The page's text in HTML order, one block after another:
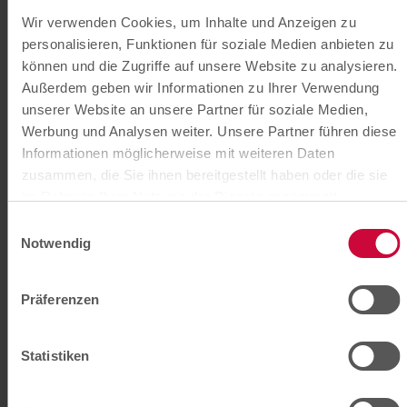
Wir verwenden Cookies, um Inhalte und Anzeigen zu
personalisieren, Funktionen für soziale Medien anbieten zu
können und die Zugriffe auf unsere Website zu analysieren.
Außerdem geben wir Informationen zu Ihrer Verwendung
unserer Website an unsere Partner für soziale Medien,
Werbung und Analysen weiter. Unsere Partner führen diese
Informationen möglicherweise mit weiteren Daten
zusammen, die Sie ihnen bereitgestellt haben oder die sie
Cookies zustimmen
hier Ihre individuelle Auswahl
Notwendig
Präferenzen
Statistiken
Reduzierung oder Vermeidung von
Krankenhausaufenthalten
Onkologische Versorgung
Wechselwirkungs-Check und Lösen
arzneimittelbezogener Probleme
Informationsmaterial zu Prophylaxe- und
Beratung zu Begleitmedikation,